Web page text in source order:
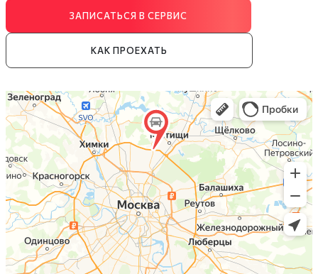
ЗАПИСАТЬСЯ В СЕРВИС
КАК ПРОЕХАТЬ